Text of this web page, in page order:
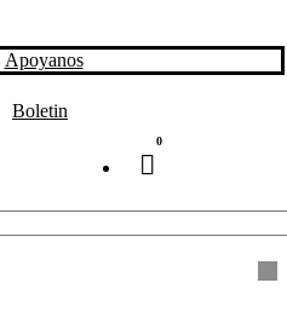
Apoyanos
Boletin
0